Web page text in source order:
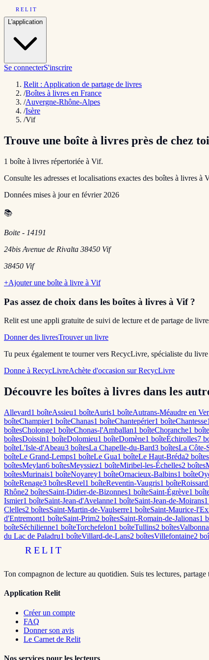
RELIT
L'application
Se connecterS'inscrire
Relit : Application de partage de livres
/Boîtes à livres en France
/Auvergne-Rhône-Alpes
/Isère
/Vif
Trouve une boîte à livres près de chez
1 boîte à livres répertoriée à Vif.
Consulte les adresses et localisations exactes des boîtes à livres à
Données mises à jour en février 2026
📚
Boite - 14191
24bis Avenue de Rivalta 38450 Vif
38450 Vif
+Ajouter une boîte à livre à Vif
Pas assez de choix dans les boîtes à livres à Vif?
Relit est une appli gratuite de suivi de lecture et de partage de
Donner des livresTrouver un livre
Tu peux également te tourner vers RecycLivre, spécialiste du
Donne à RecycLivreAchète d'occasion sur RecycLivre
Découvre les boîtes à livres dans les
Allevard1 boîteAssieu1 boîteAuris1 boîteAutrans-Méaudre en
boîteChampier1 boîteChanas1 boîteChantepérier1 boîteChantesse1
boîtesCholonge1 boîteChonas-l'Amballan1 boîteChoranche1 boîte
boîtesDoissin1 boîteDolomieu1 boîteDomène1 boîteÉchirolles7
boîteL'Isle-d'Abeau3 boîtesLa Chapelle-du-Bard3 boîtesLa Côte-
boîteLe Grand-Lemps1 boîteLe Gua1 boîteLe Haut-Bréda2 boîtes
boîtesMeylan6 boîtesMeyssiez1 boîteMiribel-les-Échelles2 boîtes
boîtesMurinais1 boîteNoyarey1 boîteOrnacieux-Balbins1 boîte
boîteRenage3 boîtesRevel1 boîteReventin-Vaugris1 boîteRoissard
Rhône2 boîtesSaint-Didier-de-Bizonnes1 boîteSaint-Égrève1
Ismier1 boîteSaint-Jean-d'Avelanne1 boîteSaint-Jean-de-Moirans1
Clelles2 boîtesSaint-Martin-de-Vaulserre1 boîteSaint-Maurice-
d'Entremont1 boîteSaint-Prim2 boîtesSaint-Romain-de-Jalionas1
boîteSéchilienne1 boîteTorchefelon1 boîteTullins2 boîtes
du Lac de Paladru1 boîteVillard-de-Lans2 boîtesVillefontaine2
RELIT
Ton compagnon de lecture au quotidien. Suis tes lectures,
Application Relit
Créer un compte
FAQ
Donner son avis
Le Carnet de Relit
Nos services pour les lecteurs